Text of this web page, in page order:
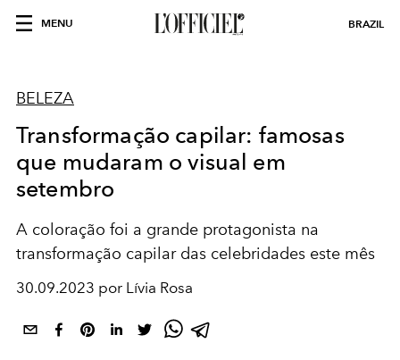
MENU BRAZIL
BELEZA
Transformação capilar: famosas
que mudaram o visual em
setembro
A coloração foi a grande protagonista na
transformação capilar das celebridades este mês
30.09.2023 por Lívia Rosa